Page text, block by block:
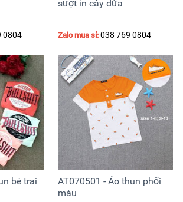
0804
sượt in cây dừa
Zalo mua sỉ: 038 769 0804
bé trai
AT070501 - Áo thun phối
màu